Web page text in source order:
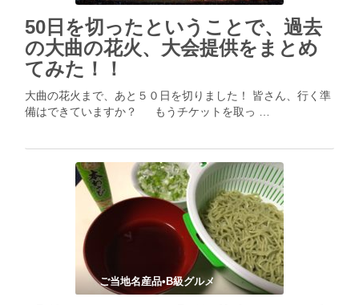
50日を切ったということで、過去
の大曲の花火、大会提供をまとめ
てみた！！
大曲の花火まで、あと５０日を切りました！ 皆さん、行く準
備はできていますか？ もうチケットを取っ …
ご当地名産品•B級グルメ